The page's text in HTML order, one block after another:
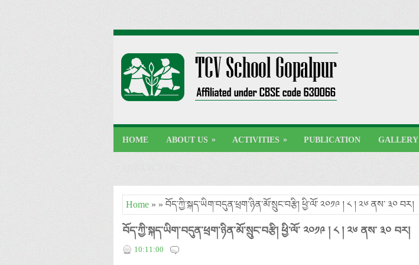
HOME ABOUT US » ACTIVITIES » PUBLICATION GALLERY
Home » » བོད་ཀྱི་སྐད་ཡིག་བདུན་ཕྲག་ཉིན་མོ་སྲུང་བརྩི། ཕྱི་ལོ་ ༢༠༡༩ ། ༨ ། ༢༦ ནས་ ༣༠ བར།
བོད་ཀྱི་སྐད་ཡིག་བདུན་ཕྲག་ཉིན་མོ་སྲུང་བརྩི། ཕྱི་ལོ་ ༢༠༡༩ ། ༨ ། ༢༦ ནས་ ༣༠ བར།
10:11:00